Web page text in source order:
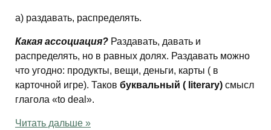
а) раздавать, распределять.
Какая ассоциация? Раздавать, давать и
распределять, но в равных долях. Раздавать можно
что угодно: продукты, вещи, деньги, карты ( в
карточной игре). Таков буквальный ( literary) смысл
глагола «to deal».
Читать дальше »